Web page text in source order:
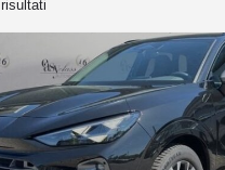
risultati